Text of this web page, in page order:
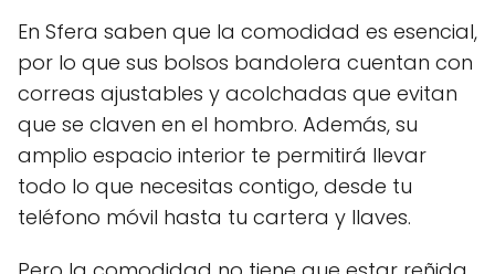
En Sfera saben que la comodidad es esencial,
por lo que sus bolsos bandolera cuentan con
correas ajustables y acolchadas que evitan
que se claven en el hombro. Además, su
amplio espacio interior te permitirá llevar
todo lo que necesitas contigo, desde tu
teléfono móvil hasta tu cartera y llaves.